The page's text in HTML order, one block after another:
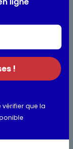
!
que la